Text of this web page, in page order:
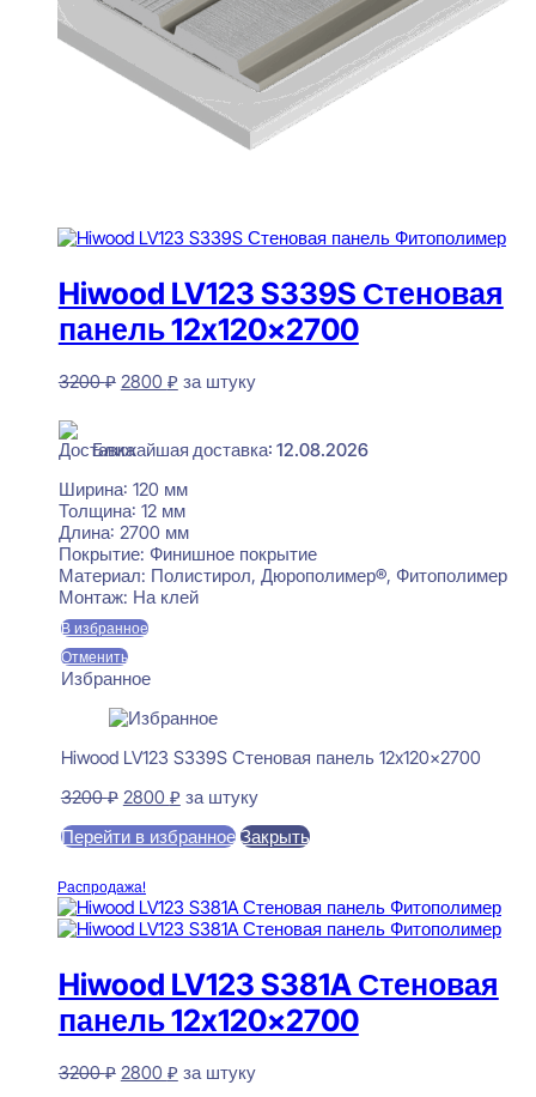
Hiwood LV123 S339S Стеновая
панель 12x120x2700
3200₽ Первоначальная
3200 ₽.
2800 ₽Текущая
за штуку
Ближайшая доставка: 12.08.2026
Ширина: 120 мм
Толщина: 12 мм
Длина: 2700 мм
Покрытие: Финишное покрытие
Материал: Полистирол, Дюрополимер®, Фитополимер
Монтаж: На клей
В избранное
Отменить
Избранное
Hiwood LV123 S339S Стеновая панель 12x120x2700
3200₽ Первоначальная
составляла
2800 ₽Текущая
2800 ₽.
за штуку
Перейти в избранное Закрыть
Распродажа!
Hiwood LV123 S381A Стеновая
панель 12x120x2700
3200₽ Первоначальная
2800 ₽Текущая
за штуку